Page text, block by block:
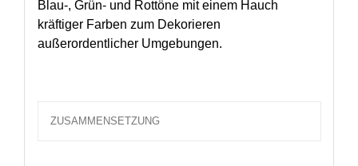
Blau-, Grün- und Rottöne mit einem Hauch
kräftiger Farben zum Dekorieren
außerordentlicher Umgebungen.
ZUSAMMENSETZUNG